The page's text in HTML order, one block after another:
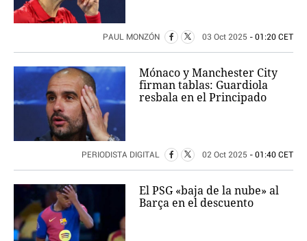
PAUL MONZÓN 03 Oct 2025 - 01:20 CET
Mónaco y Manchester City
firman tablas: Guardiola
resbala en el Principado
PERIODISTA DIGITAL 02 Oct 2025 - 01:40 CET
El PSG «baja de la nube» al
Barça en el descuento